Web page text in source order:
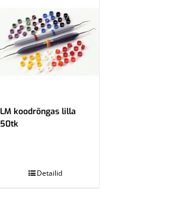
LM koodrõngas lilla
50tk
Detailid